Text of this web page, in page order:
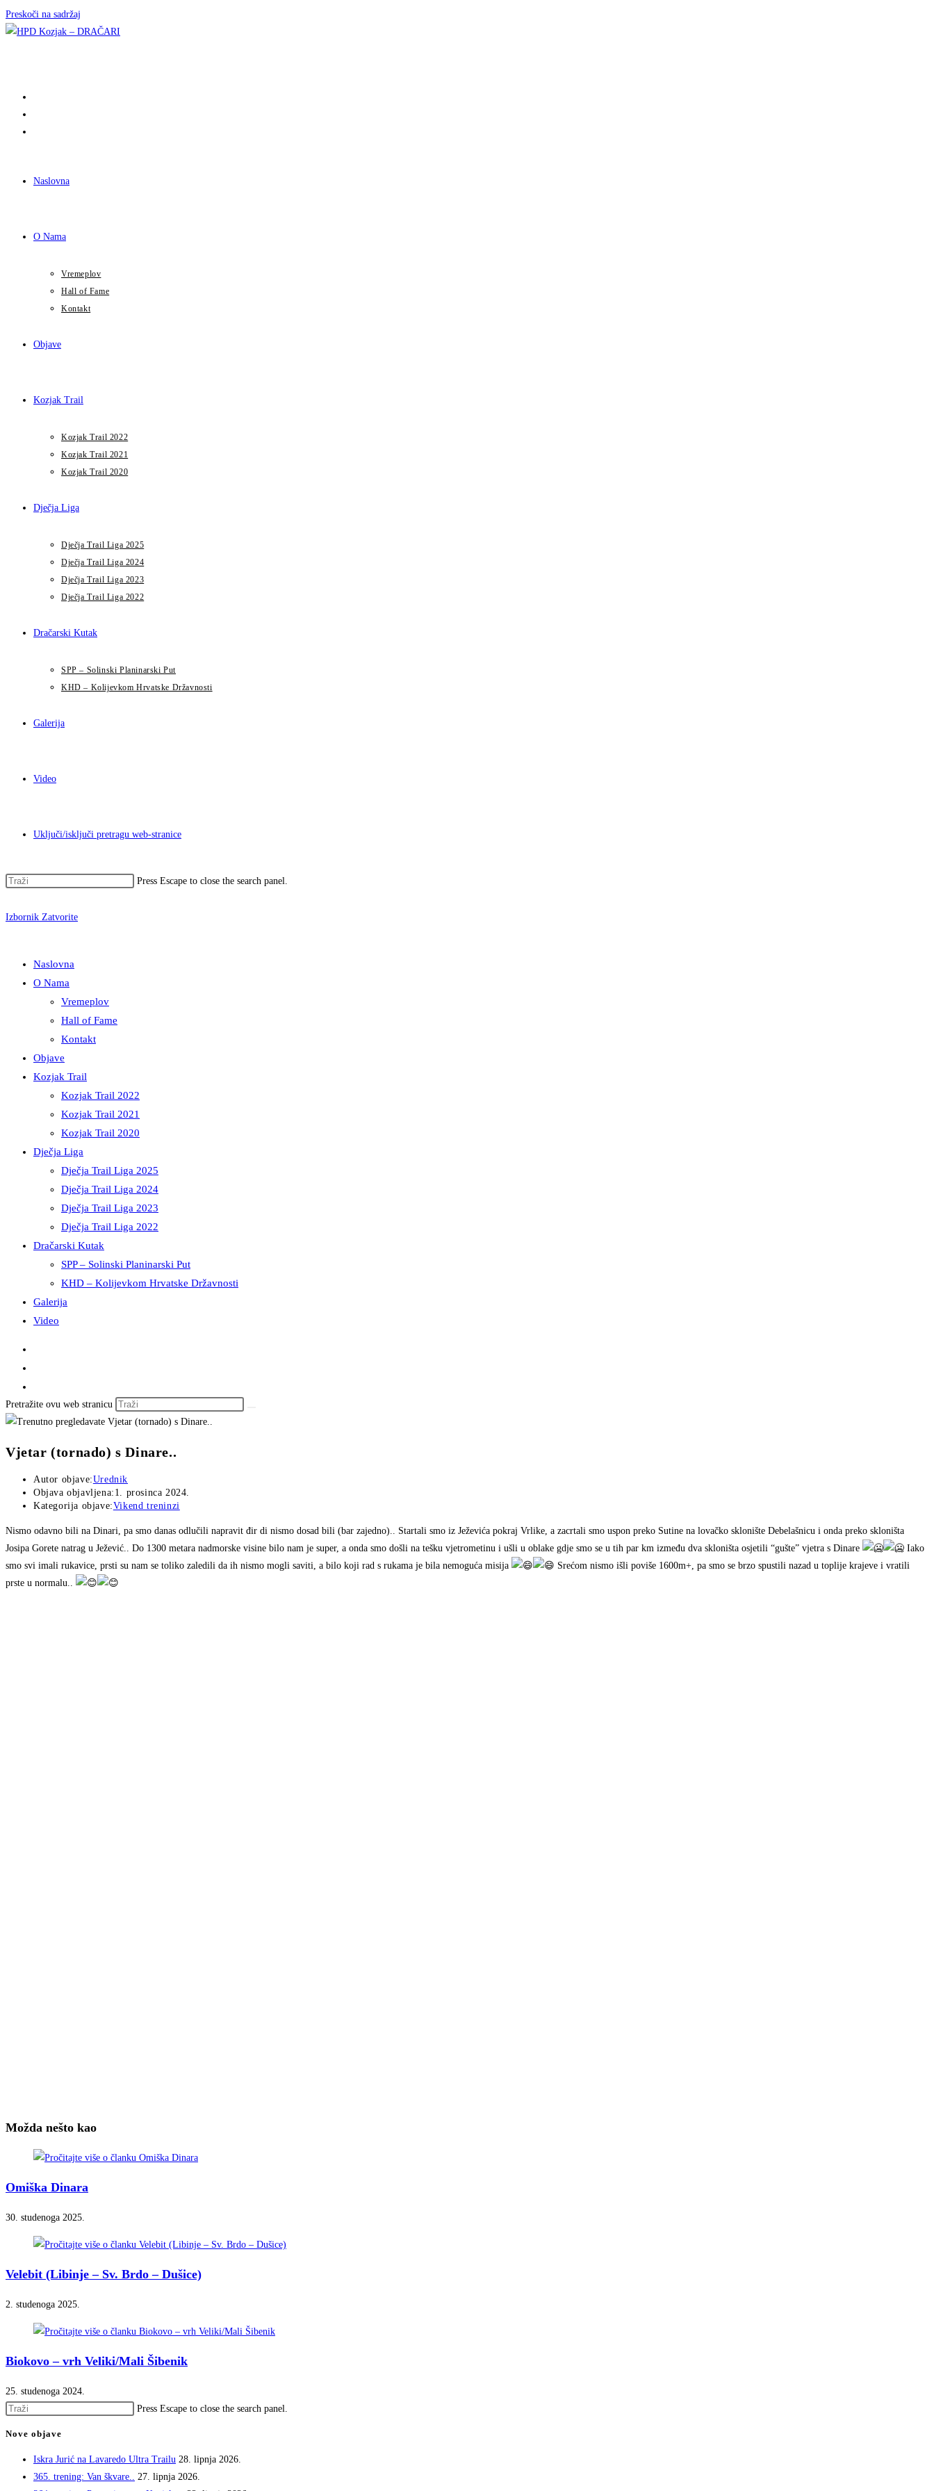
Preskoči na sadržaj
Naslovna
O Nama
Vremeplov
Hall of Fame
Kontakt
Objave
Kozjak Trail
Kozjak Trail 2022
Kozjak Trail 2021
Kozjak Trail 2020
Dječja Liga
Dječja Trail Liga 2025
Dječja Trail Liga 2024
Dječja Trail Liga 2023
Dječja Trail Liga 2022
Dračarski Kutak
SPP – Solinski Planinarski Put
KHD – Kolijevkom Hrvatske Državnosti
Galerija
Video
Uključi/isključi pretragu web-stranice
Press Escape to close the search panel.
Izbornik Zatvorite
Naslovna
O Nama
Vremeplov
Hall of Fame
Kontakt
Objave
Kozjak Trail
Kozjak Trail 2022
Kozjak Trail 2021
Kozjak Trail 2020
Dječja Liga
Dječja Trail Liga 2025
Dječja Trail Liga 2024
Dječja Trail Liga 2023
Dječja Trail Liga 2022
Dračarski Kutak
SPP – Solinski Planinarski Put
KHD – Kolijevkom Hrvatske Državnosti
Galerija
Video
Pretražite ovu web stranicu
Vjetar (tornado) s Dinare..
Autor objave:Urednik
Objava objavljena: 1. prosinca 2024.
Kategorija objave:Vikend treninzi
Nismo odavno bili na Dinari, pa smo danas odlučili napravit đir di nismo dosad bili (bar zajedno).. Startali smo iz Ježevića pokraj Vrlike, a zacrtali smo uspon preko Sutine na lovačko sklonište Debelašnicu i onda preko skloništa
Josipa Gorete natrag u Ježević.. Do 1300 metara nadmorske visine bilo nam je super, a onda smo došli na tešku vjetrometinu i ušli u oblake gdje smo se u tih par km između dva skloništa osjetili “gušte” vjetra s Dinare
Iako
smo svi imali rukavice, prsti su nam se toliko zaledili da ih nismo mogli saviti, a bilo koji rad s rukama je bila nemoguća misija
Srećom nismo išli poviše 1600m+, pa smo se brzo spustili nazad u toplije krajeve i vratili
prste u normalu..
Možda nešto kao
Omiška Dinara
30. studenoga 2025.
Velebit (Libinje – Sv. Brdo – Dušice)
2. studenoga 2025.
Biokovo – vrh Veliki/Mali Šibenik
25. studenoga 2024.
Press Escape to close the search panel.
Nove objave
Iskra Jurić na Lavaredo Ultra Trailu 28. lipnja 2026.
365. trening: Van škvare..
27. lipnja 2026.